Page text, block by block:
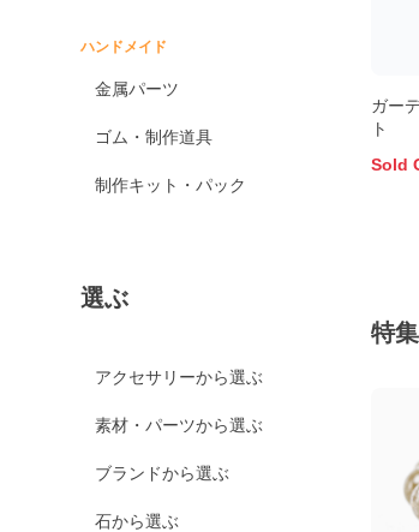
ハンドメイド
金属パーツ
ゴム・制作道具
制作キット・パック
選ぶ
アクセサリーから選ぶ
素材・パーツから選ぶ
ブランドから選ぶ
石から選ぶ
ガー
ト
Sold
特集